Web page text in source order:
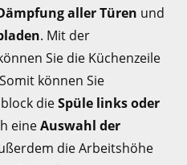
aller Türen und
. Mit der
Sie die Küchenzeile
können Sie
dieSpüle links oder
eineAuswahl der
die Arbeitshöhe